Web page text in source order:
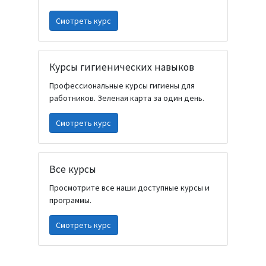
Смотреть курс
Курсы гигиенических навыков
Профессиональные курсы гигиены для
работников. Зеленая карта за один день.
Смотреть курс
Все курсы
Просмотрите все наши доступные курсы и
программы.
Смотреть курс